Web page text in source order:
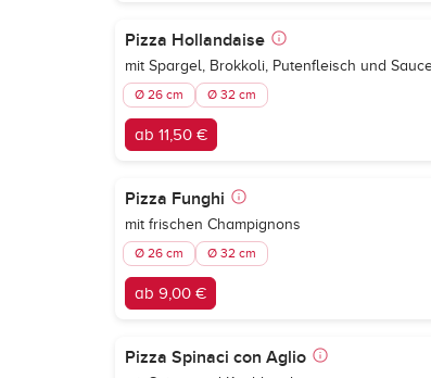
Pizza Hollandaise
mit Spargel, Brokkoli, Putenfleisch und
Ø 26 cm Ø 32 cm
ab 11,50 €
Pizza Funghi
mit frischen Champignons
Ø 26 cm Ø 32 cm
ab 9,00 €
Pizza Spinaci con Aglio